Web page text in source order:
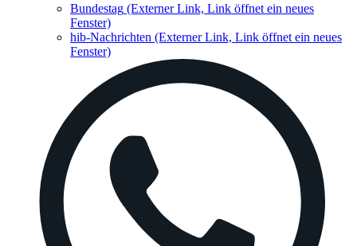
Bundestag (Externer Link, Link öffnet ein neues
Fenster)
hib-Nachrichten (Externer Link, Link öffnet ein neues
Fenster)